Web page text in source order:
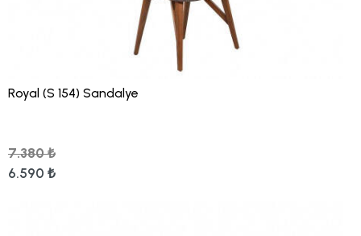
Royal (S 154) Sandalye
7.380 ₺
6.590 ₺